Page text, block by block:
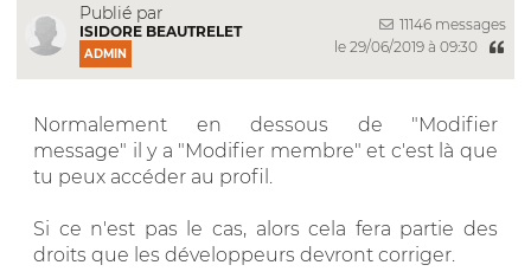
Publié par
ISIDORE BEAUTRELET
ADMIN
11146 messages
le 29/06/2019 à 09:30
Normalement en dessous de "Modifier
message" il y a "Modifier membre" et c'est là que
tu peux accéder au profil.
Si ce n'est pas le cas, alors cela fera partie des
droits que les développeurs devront corriger.